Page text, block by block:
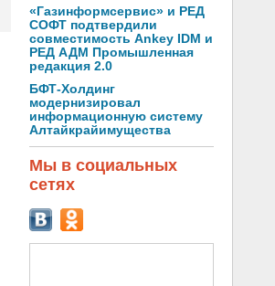
«Газинформсервис» и РЕД
СОФТ подтвердили
совместимость Ankey IDM и
РЕД АДМ Промышленная
редакция 2.0
БФТ-Холдинг
модернизировал
информационную систему
Алтайкрайимущества
Мы в социальных
сетях